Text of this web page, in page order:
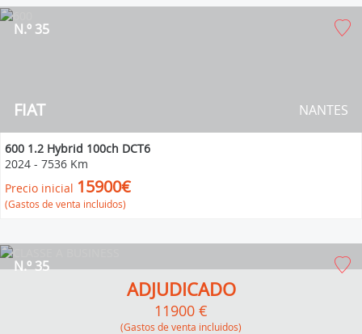
FIAT
N.º 35
NANTES
600 1.2 Hybrid 100ch DCT6
2024 - 7536 Km
Precio inicial 15900€
(Gastos de venta incluidos)
N.º 35
ADJUDICADO
11900 €
(Gastos de venta incluidos)